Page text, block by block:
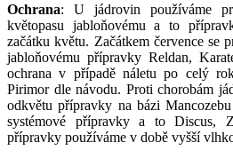
Ochrana: U jádrovin používáme
květopasu jabloňovému a to
začátku květu. Začátkem července se
jabloňovému přípravky Reldan,
ochrana v případě náletu po celý
Pirimor dle návodu. Proti chorobám
odkvětu přípravky na bázi
systémové přípravky a to Discus,
přípravky používáme v době vyšší